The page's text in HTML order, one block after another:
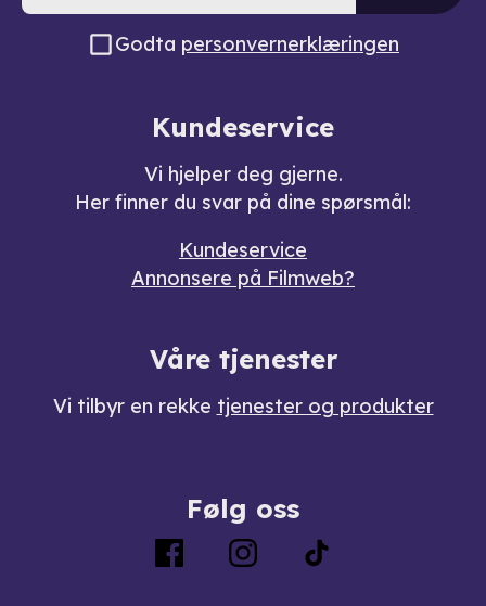
Godta personvernerklæringen
Kundeservice
Vi hjelper deg gjerne.
Her finner du svar på dine spørsmål:
Kundeservice
Annonsere på Filmweb?
Våre tjenester
Vi tilbyr en rekke tjenester og produkter
Følg oss